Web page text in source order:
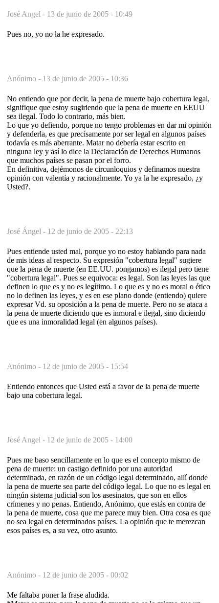
José Angel - 13 de junio de 2005 - 10:49
Pues no, yo no la he expresado.
Anónimo - 13 de junio de 2005 - 10:36
No entiendo que por decir, la pena de muerte bajo cobertura legal,
signifique que estoy sugiriendo que la pena de muerte en EEUU
sea ilegal. Todo lo contrario, más bien.
Lo que yo defiendo, porque no tengo problemas en dar mi opinión
y defenderla, es que precísamente por ser legal en algunos países
todavía es más aberrante. Matar no debería estar escrito en
ninguna ley y así lo dice la Declaración de Derechos Humanos
que muchos países se pasan por el forro.
En definitiva, dejémonos de circunloquios y definamos nuestra
opinión con valentía y racionalmente. Yo ya la he expresado, ¿y
Usted?.
José Ángel - 12 de junio de 2005 - 22:13
Pues entiende usted mal, porque yo no estoy hablando para nada
de mis ideas al respecto. Su expresión "cobertura legal" sugiere
que la pena de muerte (en EE.UU. pongamos) es ilegal pero tiene
"cobertura legal". Pues se equivoca: es legal. Son las leyes las que
definen lo que es y no es legítimo. Lo que es y no es moral o ético
no lo definen las leyes, y es en ese plano donde (entiendo) quiere
expresar Vd. su oposición a la pena de muerte. Pero no se ataca a
la pena de muerte diciendo que es inmoral e ilegal, sino diciendo
que es una inmoralidad legal (en algunos países).
Anónimo - 12 de junio de 2005 - 15:54
Entiendo entonces que Usted está a favor de la pena de muerte
bajo una cobertura legal.
José Angel - 12 de junio de 2005 - 14:00
Pues me baso sencillamente en lo que es el concepto mismo de
pena de muerte: un castigo definido por una autoridad
determinada, en razón de un código legal determinado, allí donde
la pena de muerte sea parte del código legal. Lo que no es legal en
ningún sistema judicial son los asesinatos, que son en ellos
crímenes y no penas. Entiendo, Anónimo, que estás en contra de
la pena de muerte, cosa que me parece muy bien. Otra cosa es que
no sea legal en determinados países. La opinión que te merezcan
esos países es, a su vez, otro asunto.
Anónimo - 12 de junio de 2005 - 00:02
Me faltaba poner la frase aludida.